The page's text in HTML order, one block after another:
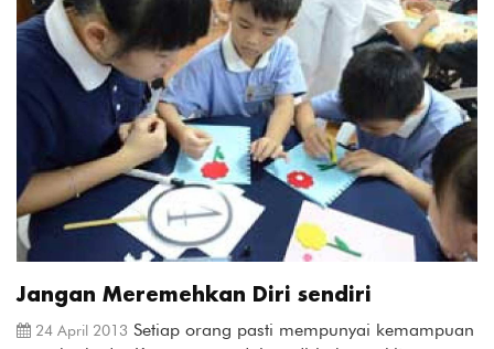
Jangan Meremehkan Diri sendiri
24 April 2013 Setiap orang pasti mempunyai kemampuan